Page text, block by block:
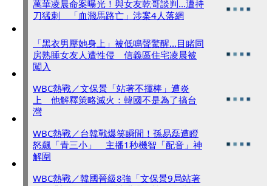
萬華凌晨命案曝光！與女友乾哥談判...遭持
刀猛刺 「血濺馬路亡」涉案4人落網
「黑衣男壓她身上」被低鳴聲驚醒...目睹同
房熟睡女友人遭性侵 信義區住宅凌晨被
闖入
WBC熱戰／文保景「站著不揮棒」遭炎
上 他解釋策略滅火：韓國不是為了搞台
灣
WBC熱戰／台韓戰爆笑瞬間！孫易磊遭瞪
怒飆「青三小」 主播1秒機智「配音」神
解圍
WBC熱戰／韓國晉級8強「文保景9局站著